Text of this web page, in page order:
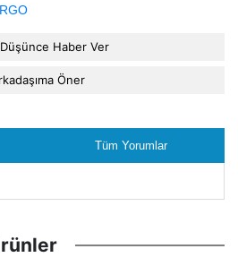
Düşünce Haber Ver
Öner
Tüm Yorumlar